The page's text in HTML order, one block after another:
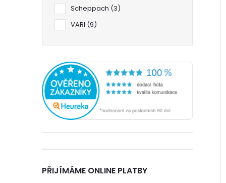
e
Scheppach 3
VARI 9
PŘIJÍMÁME ONLINE PLATBY